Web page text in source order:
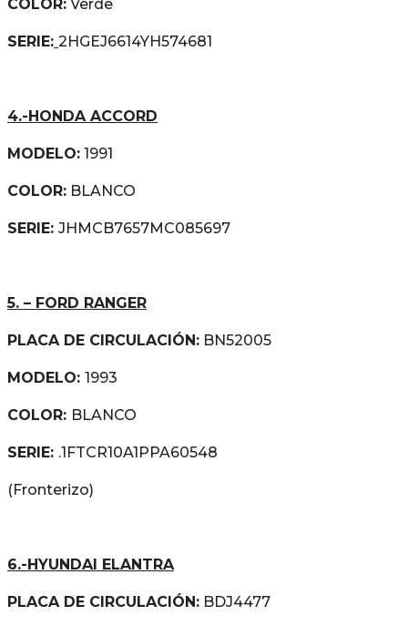
COLOR: Verde
SERIE: 2HGEJ6614YH574681
4.-HONDA ACCORD
MODELO: 1991
COLOR: BLANCO
SERIE: JHMCB7657MC085697
5. – FORD RANGER
PLACA DE CIRCULACIÓN: BN52005
MODELO: 1993
COLOR: BLANCO
SERIE: .1FTCR10A1PPA60548
(Fronterizo)
6.-HYUNDAI ELANTRA
PLACA DE CIRCULACIÓN: BDJ4477